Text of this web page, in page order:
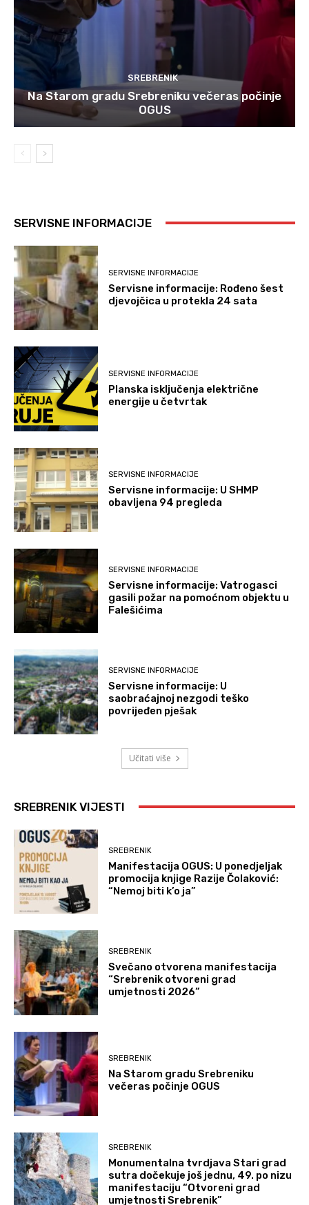
SREBRENIK
Na Starom gradu Srebreniku večeras počinje
OGUS
SERVISNE INFORMACIJE
SERVISNE INFORMACIJE
Servisne informacije: Rođeno šest
djevojčica u protekla 24 sata
SERVISNE INFORMACIJE
Planska isključenja električne
energije u četvrtak
SERVISNE INFORMACIJE
Servisne informacije: U SHMP
obavljena 94 pregleda
SERVISNE INFORMACIJE
Servisne informacije: Vatrogasci
gasili požar na pomoćnom objektu u
Falešićima
SERVISNE INFORMACIJE
Servisne informacije: U
saobraćajnoj nezgodi teško
povrijeđen pješak
Učitati više
SREBRENIK VIJESTI
SREBRENIK
Manifestacija OGUS: U ponedjeljak
promocija knjige Razije Čolaković:
“Nemoj biti k’o ja”
SREBRENIK
Svečano otvorena manifestacija
“Srebrenik otvoreni grad
umjetnosti 2026”
SREBRENIK
Na Starom gradu Srebreniku
večeras počinje OGUS
SREBRENIK
Monumentalna tvrdjava Stari grad
sutra dočekuje još jednu, 49. po nizu
manifestaciju “Otvoreni grad
umjetnosti Srebrenik”